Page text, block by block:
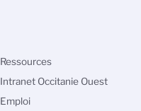
Ressources
Intranet Occitanie Ouest
Emploi